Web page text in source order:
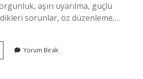
aşırı uyarılma, güçlü
sorunlar, öz düzenleme,…
Yorum Bırak